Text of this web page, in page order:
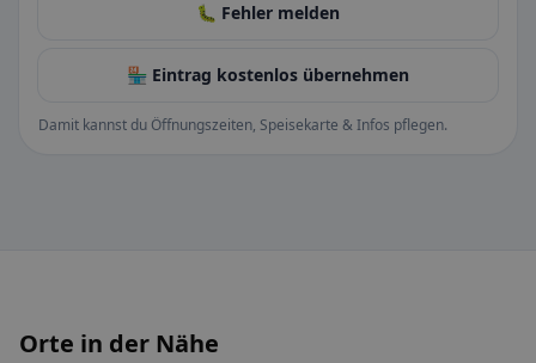
🐛 Fehler melden
🏪 Eintrag kostenlos übernehmen
Damit kannst du Öffnungszeiten, Speisekarte & Infos pflegen.
Orte in der Nähe